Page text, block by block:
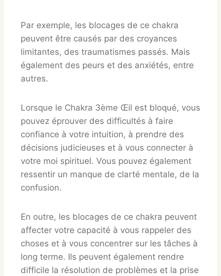
Par exemple, les blocages de ce chakra
peuvent être causés par des croyances
limitantes, des traumatismes passés. Mais
également des peurs et des anxiétés, entre
autres.
Lorsque le Chakra 3ème Œil est bloqué, vous
pouvez éprouver des difficultés à faire
confiance à votre intuition, à prendre des
décisions judicieuses et à vous connecter à
votre moi spirituel. Vous pouvez également
ressentir un manque de clarté mentale, de la
confusion.
En outre, les blocages de ce chakra peuvent
affecter votre capacité à vous rappeler des
choses et à vous concentrer sur les tâches à
long terme. Ils peuvent également rendre
difficile la résolution de problèmes et la prise